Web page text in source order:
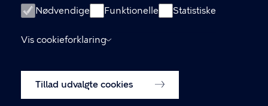
Nødvendige Funktionelle Statistiske
Vis cookieforklaring
Tillad udvalgte cookies
ÅbenSkole.kk.dk
groen.kk.dk
Cookiepolitik